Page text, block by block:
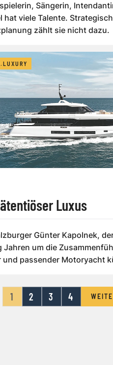
Sängerin,
hat viele Talente.
zählt sie nicht dazu.
Luxus
Günter Kapolnek,
Jahren um die
und passender Motoryacht
1 2 3 4